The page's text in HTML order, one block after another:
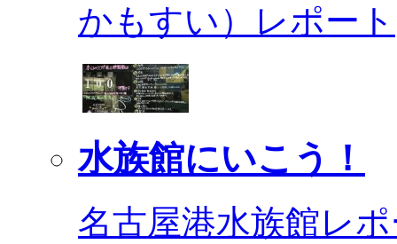
かもすい）レポート
水族館にいこう！
名古屋港水族館レ